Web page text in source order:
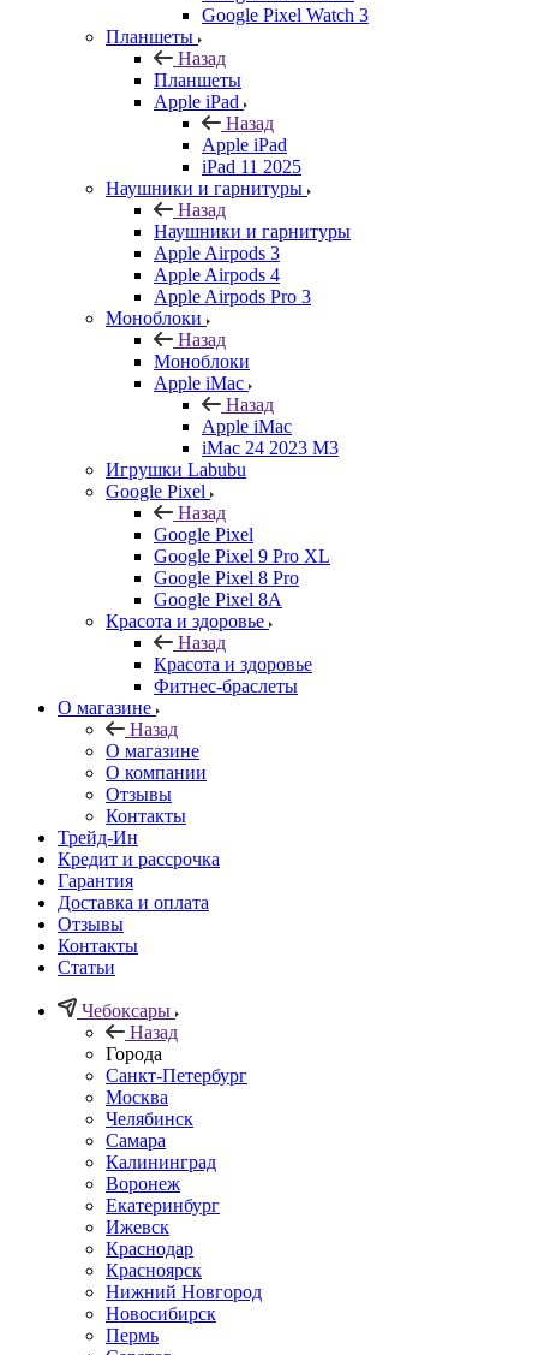
Google Pixel Watch 3
Планшеты
Назад
Планшеты
Apple iPad
Назад
Apple iPad
iPad 11 2025
Наушники и гарнитуры
Назад
Наушники и гарнитуры
Apple Airpods 3
Apple Airpods 4
Apple Airpods Pro 3
Моноблоки
Назад
Моноблоки
Apple iMac
Назад
Apple iMac
iMac 24 2023 M3
Игрушки Labubu
Google Pixel
Назад
Google Pixel
Google Pixel 9 Pro XL
Google Pixel 8 Pro
Google Pixel 8A
Красота и здоровье
Назад
Красота и здоровье
Фитнес-браслеты
О магазине
Назад
О магазине
О компании
Отзывы
Контакты
Трейд-Ин
Кредит и рассрочка
Гарантия
Доставка и оплата
Отзывы
Контакты
Статьи
Чебоксары
Назад
Города
Санкт-Петербург
Москва
Челябинск
Самара
Калининград
Воронеж
Екатеринбург
Ижевск
Краснодар
Красноярск
Нижний Новгород
Новосибирск
Пермь